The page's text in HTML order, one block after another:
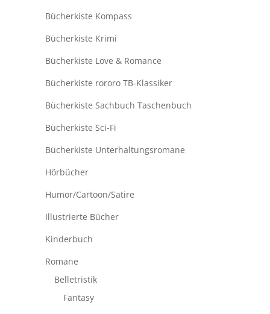
Bücherkiste Kompass
Bücherkiste Krimi
Bücherkiste Love & Romance
Bücherkiste rororo TB-Klassiker
Bücherkiste Sachbuch Taschenbuch
Bücherkiste Sci-Fi
Bücherkiste Unterhaltungsromane
Hörbücher
Humor/Cartoon/Satire
Illustrierte Bücher
Kinderbuch
Romane
Belletristik
Fantasy